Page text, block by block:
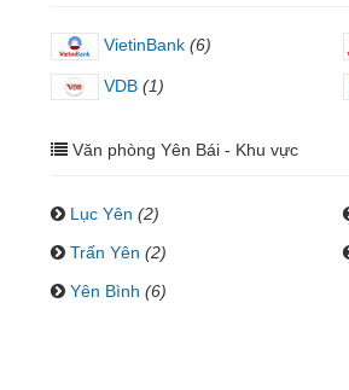
VietinBank (6)
VDB (1)
Văn phòng Yên Bái - Khu vực
Lục Yên (2)
Trấn Yên (2)
Yên Bình (6)